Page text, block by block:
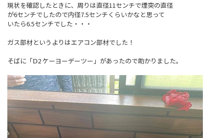
現状を確認したときに、周りは直径11センチで煙突の直径
が6センチでしたので内径7.5センチくらいかなと思って
いたら6.5センチでした・・・
ガス部材というよりはエアコン部材でした！
そばに「Ⅾ2 ケーヨーデーツー」があったので助かりました。